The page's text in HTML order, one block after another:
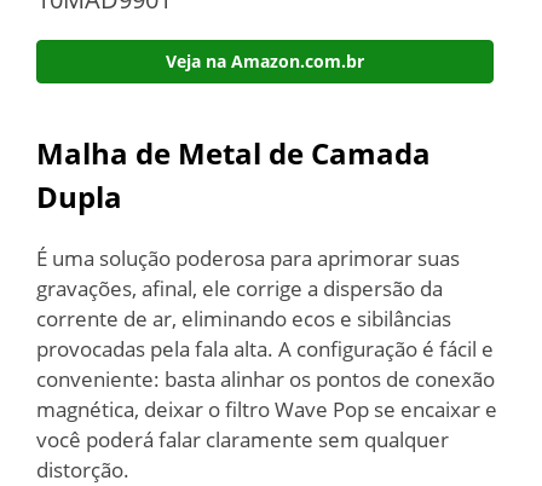
Veja na Amazon.com.br
Malha de Metal de Camada
Dupla
É uma solução poderosa para aprimorar suas
gravações, afinal, ele corrige a dispersão da
corrente de ar, eliminando ecos e sibilâncias
provocadas pela fala alta. A configuração é fácil e
conveniente: basta alinhar os pontos de conexão
magnética, deixar o filtro Wave Pop se encaixar e
você poderá falar claramente sem qualquer
distorção.